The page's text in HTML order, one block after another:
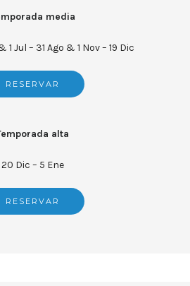
media
1 Jul – 31 Ago & 1 Nov – 19 Dic
RESERVAR
alta
20 Dic – 5 Ene
RESERVAR